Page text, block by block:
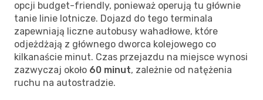
opcji budget-friendly, ponieważ operują tu głównie
tanie linie lotnicze. Dojazd do tego terminala
zapewniają liczne autobusy wahadłowe, które
odjeżdżają z głównego dworca kolejowego co
kilkanaście minut. Czas przejazdu na miejsce wynosi
zazwyczaj około 60 minut, zależnie od natężenia
ruchu na autostradzie.